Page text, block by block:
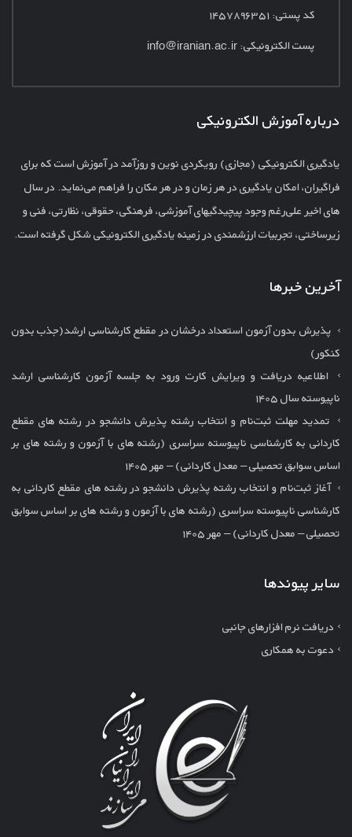
کد پستی: ۱۴۵۷۸۹۶۳۵۱
پست الکترونیکی:info@iranian.ac.ir
درباره آموزش الکترونیکی
یادگیری الکترونیکی (مجازی) رویکردی نوین و روزآمد در آموزش است که برای
فراگیران، امکان یادگیری در هر زمان و در هر مکان را فراهم می‌نماید. در سال
های اخیر علی‌رغم وجود پیچیدگیهای آموزشی، فرهنگی، حقوقی، نظارتی، فنی و
زیرساختی، تجربیات ارزشمندی در زمینه یادگیری الکترونیکی شکل گرفته است.
آخرین خبرها
پذیرش بدون آزمون استعداد درخشان در مقطع کارشناسی ارشد(جذب بدون
کنکور)
اطلاعیه دریافت و ویرایش کارت ورود به جلسه آزمون کارشناسی ارشد
ناپیوسته سال ۱۴۰۵
تمدید مهلت ثبت‌نام و انتخاب رشته پذیرش دانشجو در رشته های مقطع
کاردانی به کارشناسی ناپیوسته سراسری (رشته های با آزمون و رشته های بر
اساس سوابق تحصیلی – معدل کاردانی) – مهر ۱۴۰۵
آغاز ثبت‌نام و انتخاب رشته پذیرش دانشجو در رشته های مقطع کاردانی به
کارشناسی ناپیوسته سراسری (رشته های با آزمون و رشته های بر اساس سوابق
تحصیلی – معدل کاردانی) – مهر ۱۴۰۵
سایر پیوندها
دریافت نرم افزارهای جانبی
دعوت به همکاری